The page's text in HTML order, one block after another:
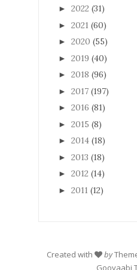
► 2022 (31)
► 2021 (60)
► 2020 (55)
► 2019 (40)
► 2018 (96)
► 2017 (197)
► 2016 (81)
► 2015 (8)
► 2014 (18)
► 2013 (18)
► 2012 (14)
► 2011 (12)
Created with by
Gooyaabi